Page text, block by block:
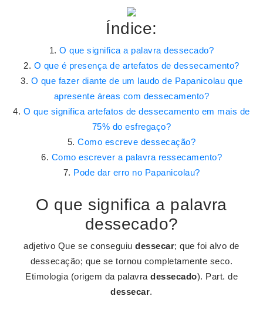
Índice:
O que significa a palavra dessecado?
O que é presença de artefatos de dessecamento?
O que fazer diante de um laudo de Papanicolau que
apresente áreas com dessecamento?
O que significa artefatos de dessecamento em mais de
75% do esfregaço?
Como escreve dessecação?
Como escrever a palavra ressecamento?
Pode dar erro no Papanicolau?
O que significa a palavra
dessecado?
adjetivo Que se conseguiudessecar; que foi alvo de
dessecação; que se tornou completamente seco.
Etimologia (origem da palavra dessecado). Part. de
dessecar.